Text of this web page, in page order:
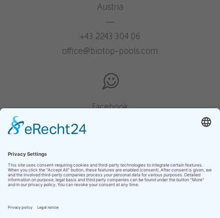
Austria
—
+43 2243 304 06
office@biotop-pools.com
Facebook
YouTube